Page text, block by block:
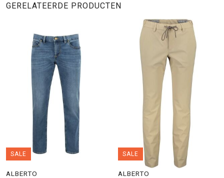
GERELATEERDE PRODUCTEN
SALE
ALBERTO
SALE
ALBERTO